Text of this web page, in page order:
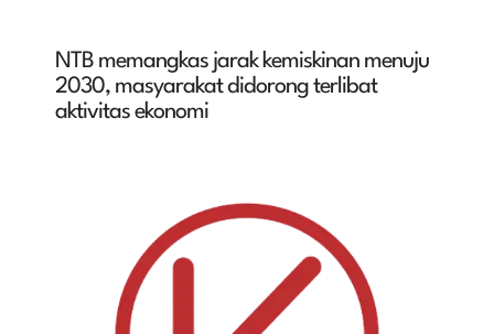
NTB memangkas jarak kemiskinan menuju
2030, masyarakat didorong terlibat
aktivitas ekonomi